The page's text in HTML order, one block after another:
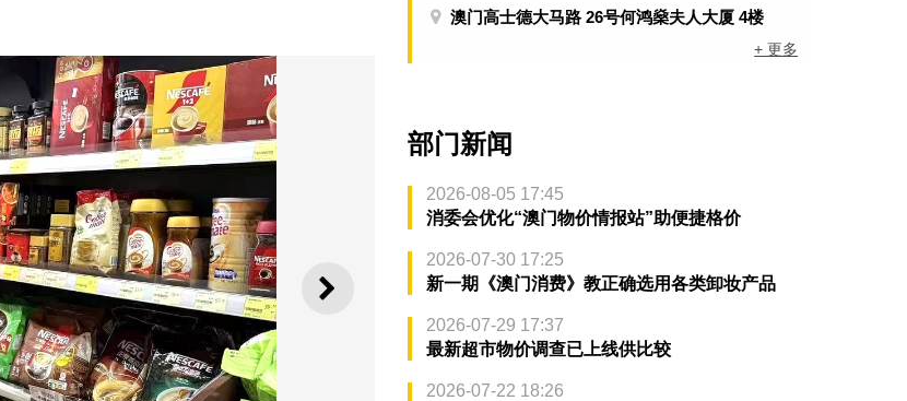
下一则
澳门高士德大马路 26号何鸿燊夫人大厦 4楼
+ 更多
部门新闻
2026-08-05 17:45
消委会优化“澳门物价情报站”助便捷格价
2026-07-30 17:25
新一期《澳门消费》教正确选用各类卸妆产品
2026-07-29 17:37
最新超市物价调查已上线供比较
2026-07-22 18:26